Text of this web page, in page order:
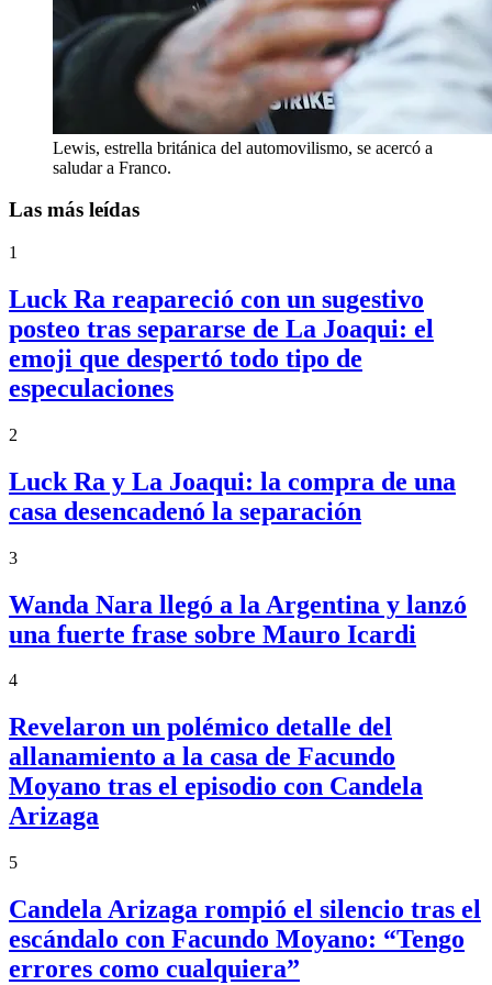
Lewis, estrella británica del automovilismo, se acercó a
saludar a Franco.
Las más leídas
1
Luck Ra reapareció con un sugestivo
posteo tras separarse de La Joaqui: el
emoji que despertó todo tipo de
especulaciones
2
Luck Ra y La Joaqui: la compra de una
casa desencadenó la separación
3
Wanda Nara llegó a la Argentina y lanzó
una fuerte frase sobre Mauro Icardi
4
Revelaron un polémico detalle del
allanamiento a la casa de Facundo
Moyano tras el episodio con Candela
Arizaga
5
Candela Arizaga rompió el silencio tras el
escándalo con Facundo Moyano: “Tengo
errores como cualquiera”